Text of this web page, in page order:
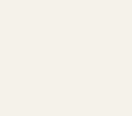
? Guarda Qui
Con il Tuo Ordine?
e Rispediamo!